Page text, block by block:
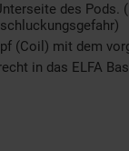
des Pods.
(Coil) mit dem
in das ELFA